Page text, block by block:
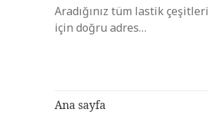
Aradığınız tüm lastik çeşitleri
için doğru adres…
Ana sayfa